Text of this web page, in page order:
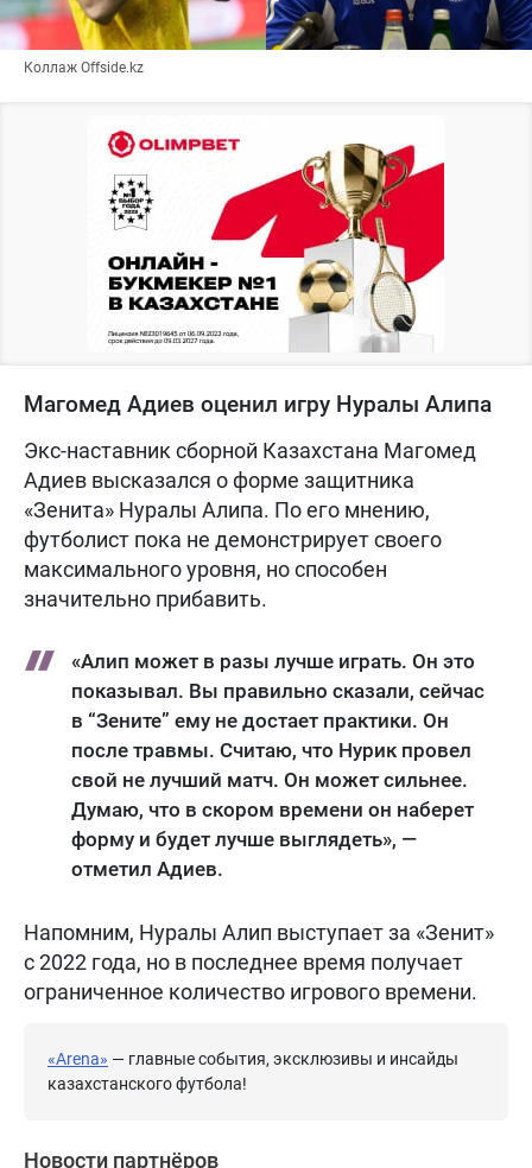
Коллаж Offside.kz
Магомед Адиев оценил игру Нуралы Алипа
Экс-наставник сборной Казахстана Магомед
Адиев высказался о форме защитника
«Зенита» Нуралы Алипа. По его мнению,
футболист пока не демонстрирует своего
максимального уровня, но способен
значительно прибавить.
«Алип может в разы лучше играть. Он это
показывал. Вы правильно сказали, сейчас
в “Зените” ему не достает практики. Он
после травмы. Считаю, что Нурик провел
свой не лучший матч. Он может сильнее.
Думаю, что в скором времени он наберет
форму и будет лучше выглядеть», —
отметил Адиев.
Напомним, Нуралы Алип выступает за «Зенит»
с 2022 года, но в последнее время получает
ограниченное количество игрового времени.
«Arena» — главные события, эксклюзивы и инсайды
казахстанского футбола!